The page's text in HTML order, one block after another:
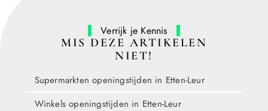
Verrijk je Kennis
MIS DEZE ARTIKELEN
NIET!
Supermarkten openingstijden in Etten-Leur
Winkels openingstijden in Etten-Leur